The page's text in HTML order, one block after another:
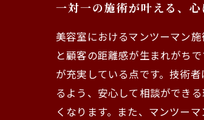
一対一の施術が叶える、
美容室におけるマンツーマン
と顧客の距離感が生まれがち
が充実している点です。技術
るよう、安心して相談ができ
くなります。また、マンツー